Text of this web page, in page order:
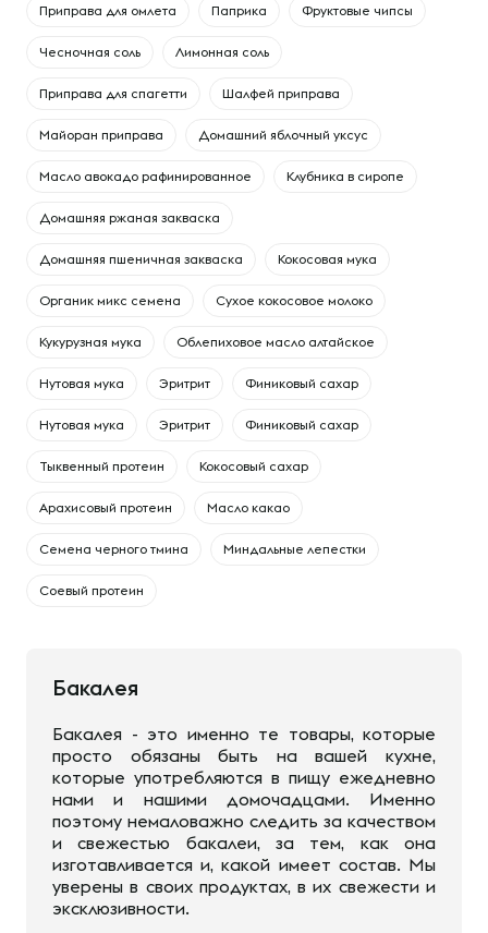
Приправа для омлета Паприка Фруктовые чипсы
Чесночная соль Лимонная соль
Приправа для спагетти Шалфей приправа
Майоран приправа Домашний яблочный уксус
Масло авокадо рафинированное Клубника в сиропе
Домашняя ржаная закваска
Домашняя пшеничная закваска Кокосовая мука
Органик микс семена Сухое кокосовое молоко
Кукурузная мука Облепиховое масло алтайское
Нутовая мука Эритрит Финиковый сахар
Нутовая мука Эритрит Финиковый сахар
Тыквенный протеин Кокосовый сахар
Арахисовый протеин Масло какао
Семена черного тмина Миндальные лепестки
Соевый протеин
Бакалея
Бакалея - это именно те товары, которые
просто обязаны быть на вашей кухне,
которые употребляются в пищу ежедневно
нами и нашими домочадцами. Именно
поэтому немаловажно следить за качеством
и свежестью бакалеи, за тем, как она
изготавливается и, какой имеет состав. Мы
уверены в своих продуктах, в их свежести и
эксклюзивности.